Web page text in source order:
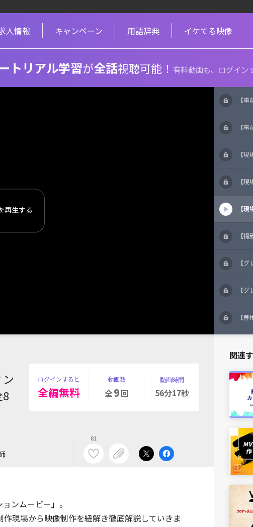
人情報 キャンペーン 用語辞典 イケてる映像
トリアル学習が全話視聴可能！ 有料動画も、ログイン
【
【
【
【
【
【
【
【
【
ログインすると
全編無料
動画数
全9回
動画時間
56分17秒
81
ンムービー」。
現場から映像制作を紐解き徹底解説していきま
関連
再生する